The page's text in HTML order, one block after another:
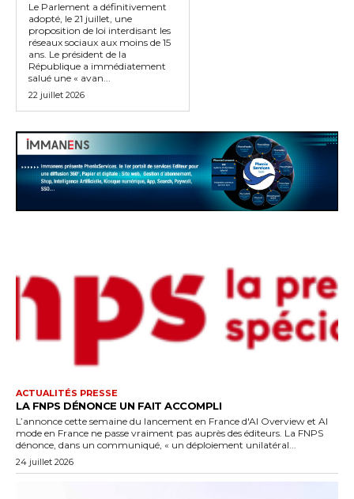
Le Parlement a définitivement
adopté, le 21 juillet, une
proposition de loi interdisant les
réseaux sociaux aux moins de 15
ans. Le président de la
République a immédiatement
salué une « avan...
22 juillet 2026
ACTUALITÉS PRESSE
LA FNPS DÉNONCE UN FAIT ACCOMPLI
L’annonce cette semaine du lancement en France d'AI Overview et AI
mode en France ne passe vraiment pas auprès des éditeurs. La FNPS
dénonce, dans un communiqué, « un déploiement unilatéral...
24 juillet 2026